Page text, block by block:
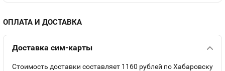
ОПЛАТА И ДОСТАВКА
Доставка сим-карты
Стоимость доставки составляет 1160 рублей по Хабаровску